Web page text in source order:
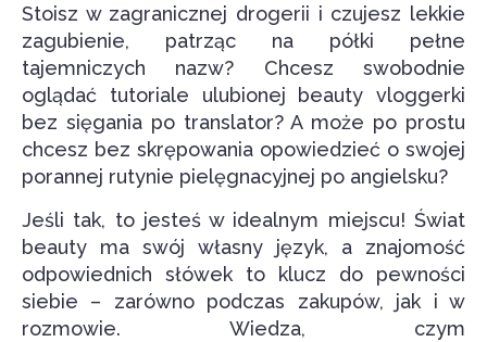
Stoisz w zagranicznej drogerii i czujesz lekkie
zagubienie, patrząc na półki pełne
tajemniczych nazw? Chcesz swobodnie
oglądać tutoriale ulubionej beauty vloggerki
bez sięgania po translator? A może po prostu
chcesz bez skrępowania opowiedzieć o swojej
porannej rutynie pielęgnacyjnej po angielsku?
Jeśli tak, to jesteś w idealnym miejscu! Świat
beauty ma swój własny język, a znajomość
odpowiednich słówek to klucz do pewności
siebie – zarówno podczas zakupów, jak i w
rozmowie. Wiedza, czym